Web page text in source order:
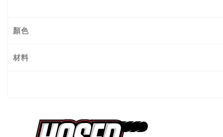
顏色
材料